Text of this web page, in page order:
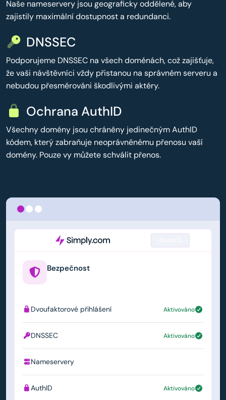
Naše nameservery jsou geograficky oddělené, aby
zajistily maximální dostupnost a redundanci.
DNSSEC
Podporujeme DNSSEC na všech doménách, což zajišťuje,
že vaši návštěvníci vždy přistanou na správném serveru a
nebudou přesměrováni škodlivými aktéry.
Ochrana AuthID
Všechny domény jsou chráněny jedinečným AuthID
kódem, který zabraňuje neoprávněnému přenosu vaší
domény. Pouze vy můžete schválit přenos.
Bezpečnost
Dvoufaktorové přihlášení Aktivováno
DNSSEC Aktivováno
Nameservery
AuthID Aktivováno